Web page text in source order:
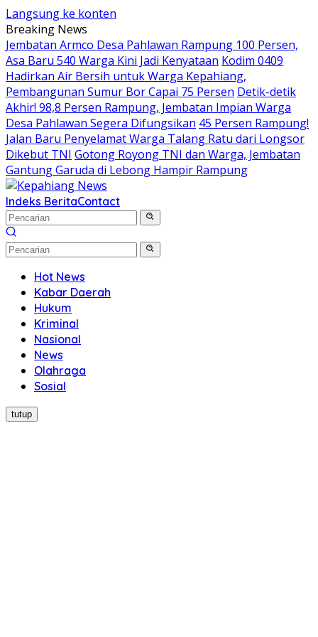
Langsung ke konten
Breaking News
Jembatan Armco Desa Pahlawan Rampung 100 Persen,
Asa Baru 540 Warga Kini Jadi Kenyataan Kodim 0409
Hadirkan Air Bersih untuk Warga Kepahiang,
Pembangunan Sumur Bor Capai 75 Persen Detik-detik
Akhir! 98,8 Persen Rampung, Jembatan Impian Warga
Desa Pahlawan Segera Difungsikan 45 Persen Rampung!
Jalan Baru Penyelamat Warga Talang Ratu dari Longsor
Dikebut TNI Gotong Royong TNI dan Warga, Jembatan
Gantung Garuda di Lebong Hampir Rampung
Indeks BeritaContact
Hot News
Kabar Daerah
Hukum
Kriminal
Nasional
News
Olahraga
Sosial
tutup